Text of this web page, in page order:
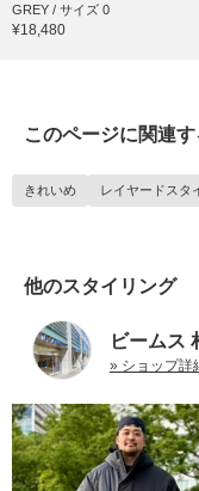
GREY / サイズ 0
¥18,480
このページに関連
きれいめ レイヤードスタ
他のスタイリング
ビームス
» ショップ詳